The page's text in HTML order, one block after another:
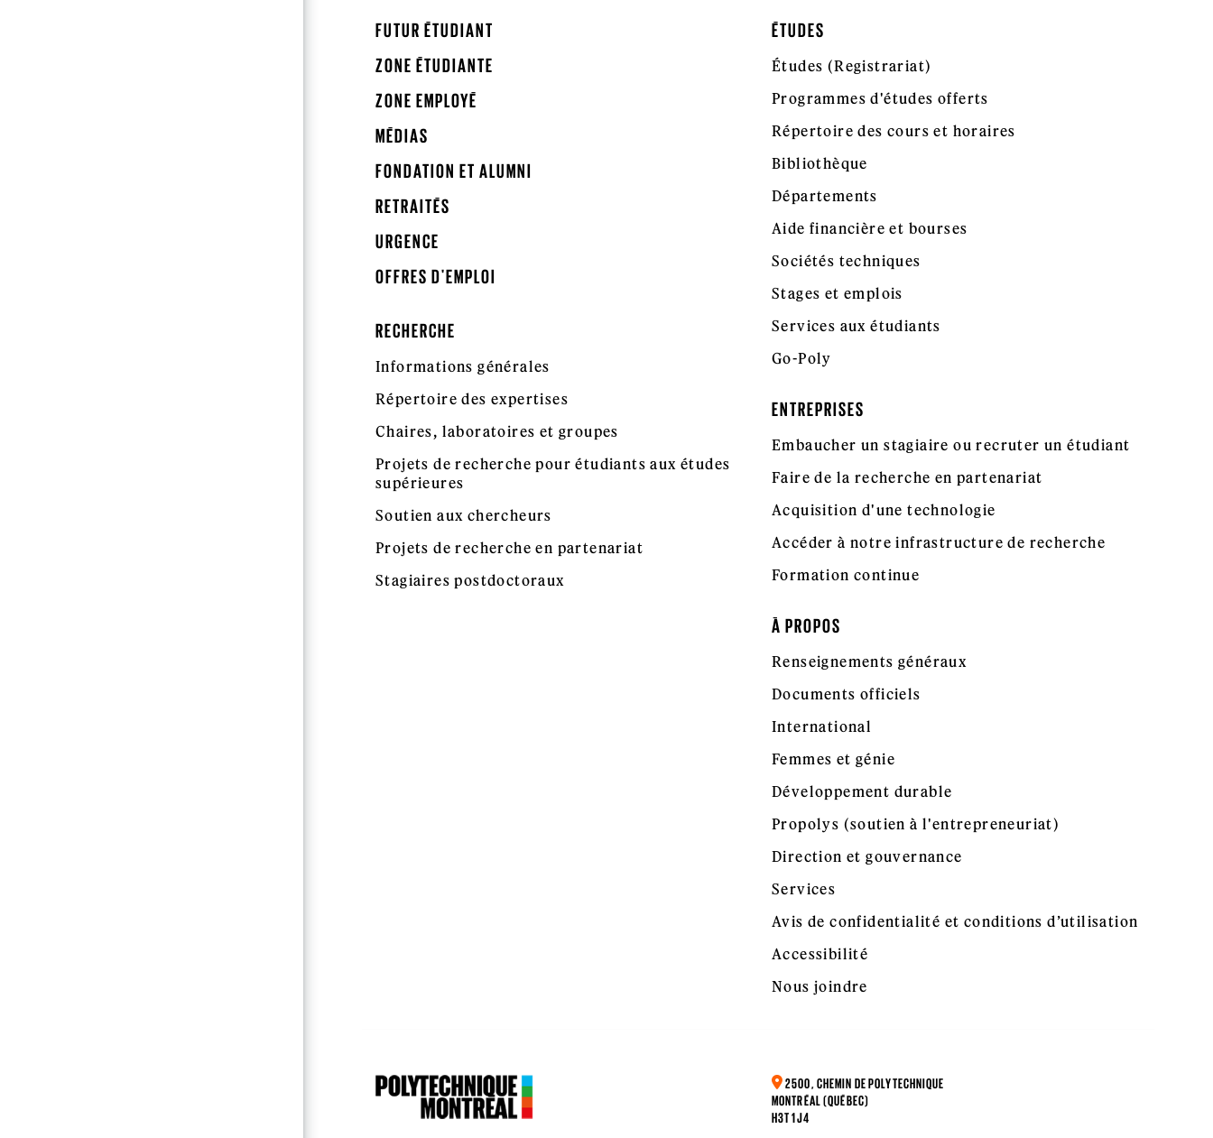
FUTUR ÉTUDIANT
ZONE ÉTUDIANTE
ZONE EMPLOYÉ
MÉDIAS
FONDATION ET ALUMNI
RETRAITÉS
URGENCE
OFFRES D'EMPLOI
ÉTUDES
Études (Registrariat)
Programmes d'études offerts
Répertoire des cours et horaires
Bibliothèque
Départements
Aide financière et bourses
Sociétés techniques
Stages et emplois
Services aux étudiants
Go-Poly
RECHERCHE
Informations générales
Répertoire des expertises
Chaires, laboratoires et groupes
Projets de recherche pour étudiants aux études
supérieures
Soutien aux chercheurs
Projets de recherche en partenariat
Stagiaires postdoctoraux
ENTREPRISES
Embaucher un stagiaire ou recruter un étudiant
Faire de la recherche en partenariat
Acquisition d'une technologie
Accéder à notre infrastructure de recherche
Formation continue
À PROPOS
Renseignements généraux
Documents officiels
International
Femmes et génie
Développement durable
Propolys (soutien à l'entrepreneuriat)
Direction et gouvernance
Services
Avis de confidentialité et conditions d’utilisation
Accessibilité
Nous joindre
2500, CHEMIN DE POLYTECHNIQUE
MONTRÉAL (QUÉBEC)
H3T 1J4